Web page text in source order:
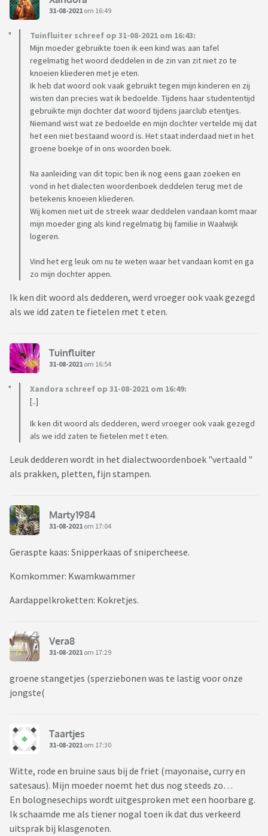
31-08-2021 om 16:49
Tuinfluiter schreef op 31-08-2021 om 16:43:
Mijn moeder gebruikte toen ik een kind was aan tafel
regelmatig het woord deddelen in de zin van zit niet zo te
knoeien kliederen met je eten.
Ik heb dat woord ook vaak gebruikt tegen mijn kinderen en zij
wisten dan precies wat ik bedoelde. Tijdens haar studententijd
gebruikte mijn dochter dat woord tijdens jaarclub etentjes.
Niemand wist wat ze bedoelde en mijn dochter vertelde mij dat
het een niet bestaand woord is. Het staat inderdaad niet in het
groene boekje of in ons woorden boek.
Na aanleiding van dit topic ben ik nog eens gaan zoeken en
vond in het dialecten woordenboek deddelen terug met de
betekenis knoeien kliederen.
Wij komen niet uit de streek waar deddelen vandaan komt maar
mijn moeder ging als kind regelmatig bij familie in Waalwijk
logeren.
Vind het erg leuk om nu te weten waar het vandaan komt en ga
zo mijn dochter appen.
Ik ken dit woord als dedderen, werd vroeger ook vaak gezegd
als we idd zaten te fietelen met t eten.
Tuinfluiter
31-08-2021 om 16:54
Xandora schreef op 31-08-2021 om 16:49:
[..]
Ik ken dit woord als dedderen, werd vroeger ook vaak gezegd
als we idd zaten te fietelen met t eten.
Leuk dedderen wordt in het dialectwoordenboek "vertaald "
als prakken, pletten, fijn stampen.
Marty1984
31-08-2021 om 17:04
Geraspte kaas: Snipperkaas of snipercheese.
Komkommer: Kwamkwammer
Aardappelkroketten: Kokretjes.
Vera8
31-08-2021 om 17:29
groene stangetjes (sperziebonen was te lastig voor onze
jongste(
Taartjes
31-08-2021 om 17:30
Witte, rode en bruine saus bij de friet (mayonaise, curry en
satesaus). Mijn moeder noemt het dus nog steeds zo…
En bolognesechips wordt uitgesproken met een hoorbare g.
Ik schaamde me als tiener nogal toen ik dat dus verkeerd
uitsprak bij klasgenoten.